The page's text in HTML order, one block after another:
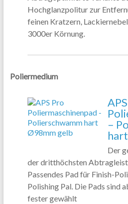
Hochglanzpolitur zur
feinen Kratzern,
3000er Körnung.
Poliermedium
–
Der
der dritthöchsten
Passendes Pad für Finish-
Polishing Pal. Die Pads sind
fester gewählt